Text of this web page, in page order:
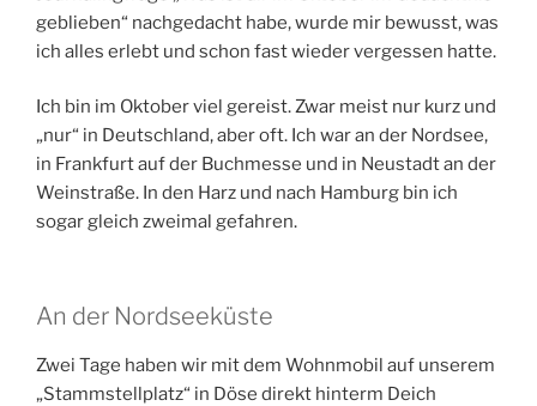
geblieben“ nachgedacht habe, wurde mir bewusst, was
ich alles erlebt und schon fast wieder vergessen hatte.
Ich bin im Oktober viel gereist. Zwar meist nur kurz und
„nur“ in Deutschland, aber oft. Ich war an der Nordsee,
in Frankfurt auf der Buchmesse und in Neustadt an der
Weinstraße. In den Harz und nach Hamburg bin ich
sogar gleich zweimal gefahren.
An der Nordseeküste
Zwei Tage haben wir mit dem Wohnmobil auf unserem
„Stammstellplatz“ in Döse direkt hinterm Deich